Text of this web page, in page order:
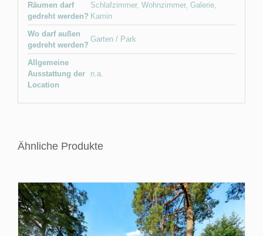
Räumen darf
gedreht werden?
Schlafzimmer, Wohnzimmer, Galerie,
Kamin
Wo darf außen
gedreht werden?
Garten / Park
Allgemeine
Ausstattung der
Location
n.a.
Ähnliche Produkte